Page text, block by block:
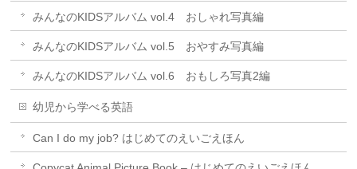
みんなのKIDSアルバム vol.4 おしゃれ写真編
みんなのKIDSアルバム vol.5 おやすみ写真編
みんなのKIDSアルバム vol.6 おもしろ写真2編
幼児から学べる英語
Can I do my job? はじめてのえいごえほん